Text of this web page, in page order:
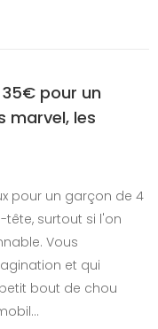
pour un
marvel, les
pour un garçon de 4
surtout si l'on
Vous
et qui
bout de chou